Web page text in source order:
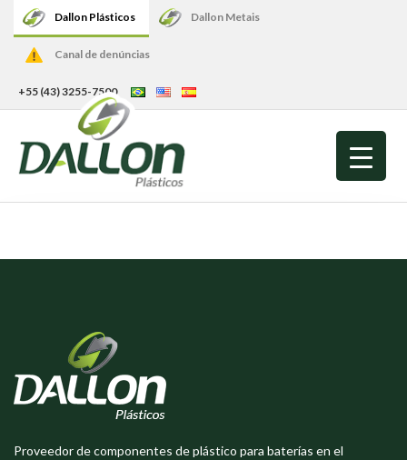
Dallon Plásticos Dallon Metais
Canal de denúncias
+55 (43) 3255-7500
Proveedor de componentes de plástico para baterías en el